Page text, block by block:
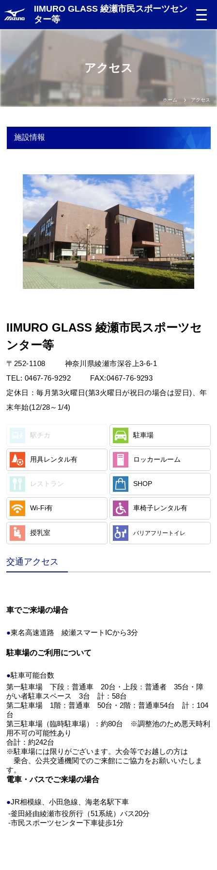
IIMURO GLASS 綾瀬市民スポーツセン
ター等
Language
日本語
English
中文（繁体）
한글
Portugues
綾瀬市公共施設予約システム
スクールマイページ
スクールマイページ登録
Webアクセシビリティについて
文字サイズ 標準 中 大
アクセス
ホーム アクセス
施設情報
IIMURO GLASS 綾瀬市民スポーツセ
ンター等
〒 252-1108
神奈川県綾瀬市深谷上3-6-1
TEL: 0467-76-9292 FAX:0467-76-9293
定休日：毎月第3火曜日(第3火曜日が祝日の場合は翌日)、年
末年始(12/28～1/4)
駅チカ 駐車場
用具レンタル有 ロッカールーム
レストラン SHOP
Wi-Fi有 車椅子レンタル有
授乳室 バリアフリートイレ
交通アクセス
車でご来場の場合
●東名高速道路 綾瀬スマートICから3分
駐車場のご利用について
●駐車可能台数
第一駐車場 下段：普通車 20台・上段：普通者 35台・障
がい者駐車スペース 3台 計：58台
第二駐車場 1階：普通車 50台・2階：普通車54台 計：104
台
第三駐車場（臨時駐車場）：約80台 ※調整池のため悪天時利
用不可の可能性あり
合計：約242台
※駐車場には限りがございます。大会等でお越しの方は
乗合、公共交通機関でのご来館にご協力をお願いいたしま
す。
電車・バスでご来場の場合
●JR相模線、小田急線、海老名駅下車
-釜田経由綾瀬市役所行（51系統）バス20分
-市民スポーツセンター下車徒歩1分